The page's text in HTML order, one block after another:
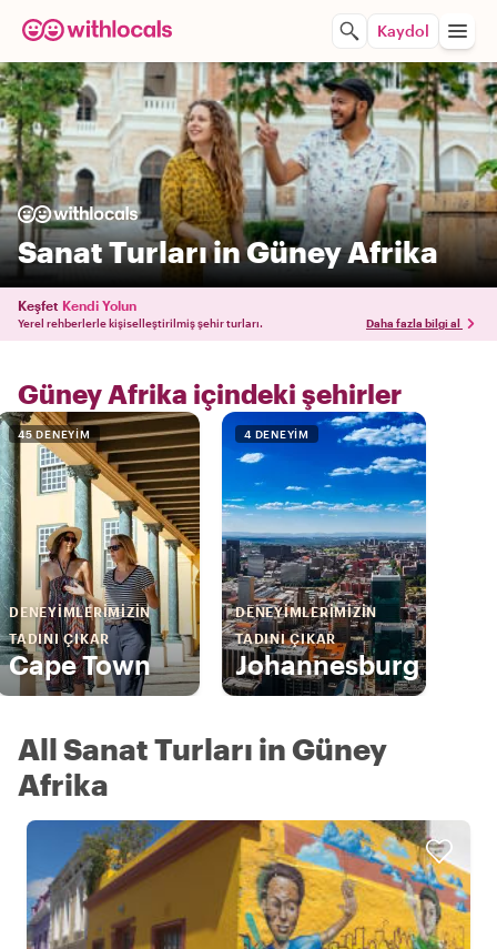
Kaydol
Sanat Turları in Güney Afrika
Keşfet Kendi Yolun
Yerel rehberlerle kişiselleştirilmiş şehir turları. Daha fazla bilgi al
Güney Afrika içindeki şehirler
45 DENEYIM
DENEYIMLERIMIZIN
TADINI ÇIKAR
Cape Town
4 DENEYIM
DENEYIMLERIMIZIN
TADINI ÇIKAR
Johannesburg
All Sanat Turları in Güney
Afrika